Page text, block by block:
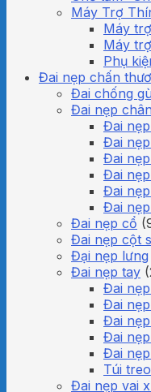
Máy Trợ
Máy
Máy
Phụ
Đai nẹp chấn
Đai chống gù
Đai nẹp chân
Đai
Đai
Đai
Đai
Đai
Đai
Đai nẹp cổ
Đai nẹp cột
Đại nẹp lưng
Đai nẹp tay
Đai
Đai
Đai
Đai
Đai
Túi
Đai nẹp vai